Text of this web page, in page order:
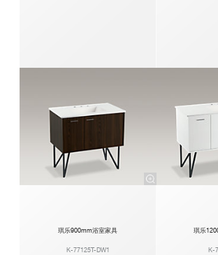
琪乐900mm浴室家具
K-77125T-DW1
琪乐
K-